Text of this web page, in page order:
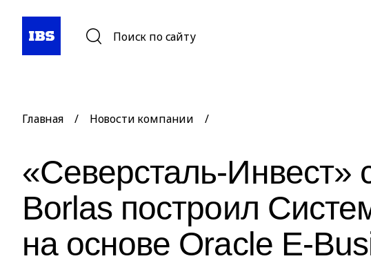
Поиск по сайту
Главная / Новости компании /
«Северсталь-Инвест»
Borlas построил
на основе Oracle E-